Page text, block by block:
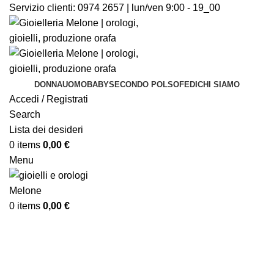
Servizio clienti: 0974 2657 | lun/ven 9:00 - 19_00
DONNAUOMOBABYSECONDO POLSOFEDI CHI SIAMO
Accedi / Registrati
Search
Lista dei desideri
0 items 0,00 €
Menu
0 items 0,00 €